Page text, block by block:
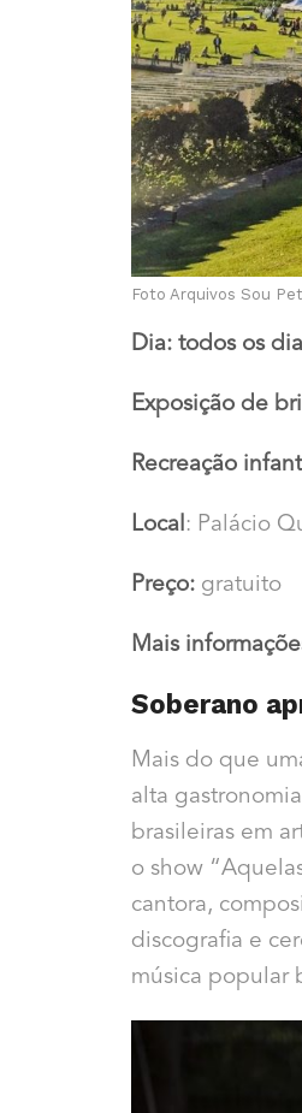
Foto Arquivos Sou
Dia: todos os
Exposição de
Recreação
Local: Palácio
Preço: gratuito
Mais
Soberano
Mais do que
alta
brasileiras em
o show
cantora,
discografia e
música popular